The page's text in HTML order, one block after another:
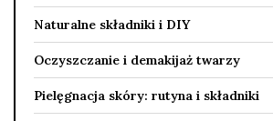
Naturalne składniki i DIY
Oczyszczanie i demakijaż twarzy
Pielęgnacja skóry: rutyna i składniki